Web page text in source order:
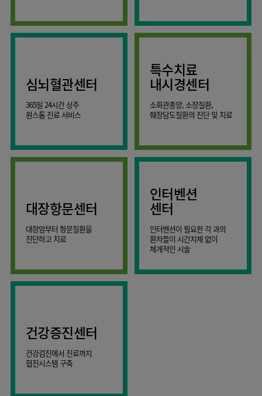
외상골절센터
간담췌센터
대장항문센터
AI
스마트케어병동
가정의학과
치과
영상의학과
진단검사의학과
응급의학과
의료진소개
심뇌혈관센터
365일 24시간 상주
원스톱 진료 서비스
특수치료
내시경센터
소화관종양, 소장질환,
췌장담도질환의 진단 및 치료
대장항문센터
대장암부터 항문질환을
진단하고 치료
인터벤션
센터
인터벤션이 필요한 각 과의
환자들이 시간지체 없이
체계적인 시술
건강증진센터
건강검진에서 진료까지
협진시스템 구축